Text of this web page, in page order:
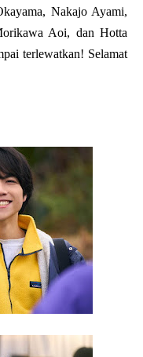
Nakajo Ayami,
Aoi, dan Hotta
terlewatkan! Selamat